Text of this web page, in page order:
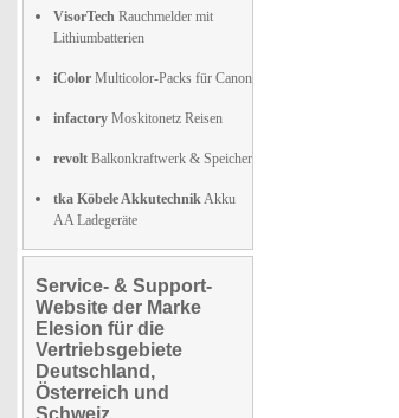
VisorTech Rauchmelder mit
Lithiumbatterien
iColor Multicolor-Packs für Canon
infactory Moskitonetz Reisen
revolt Balkonkraftwerk & Speicher
tka Köbele AkkutechnikAkku
AA Ladegeräte
Service- & Support-
Website der Marke
Elesion für die
Vertriebsgebiete
Deutschland,
Österreich und
Schweiz